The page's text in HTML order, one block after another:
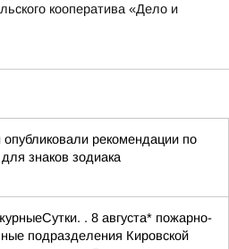
кооператива «Дело и
опубликовали рекомендации по
знаков зодиака
. 8 августа* пожарно-
подразделения Кировской